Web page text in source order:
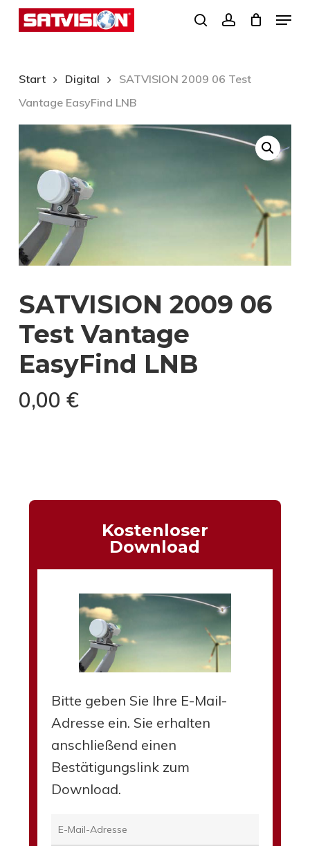
Skip
content
search
Menu
Start Digital
SATVISION 2009 06 Test
Vantage EasyFind LNB
SATVISION 2009 06
Test Vantage
EasyFind LNB
0,00 €
Kostenloser
Download
Bitte geben Sie Ihre E-Mail-
Adresse ein. Sie erhalten
anschließend einen
Bestätigungslink zum
Download.